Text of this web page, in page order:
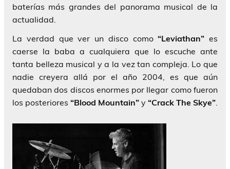
baterías más grandes del panorama musical de la
actualidad.
La verdad que ver un disco como“Leviathan” es
caerse la baba a cualquiera que lo escuche ante
tanta belleza musical y a la vez tan compleja. Lo que
nadie creyera allá por el año 2004, es que aún
quedaban dos discos enormes por llegar como fueron
los posteriores “Blood Mountain” y “Crack The Skye”.